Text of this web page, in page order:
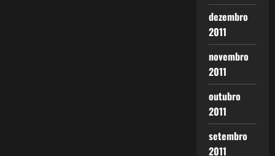
dezembro
2011
novembro
2011
outubro
2011
setembro
2011